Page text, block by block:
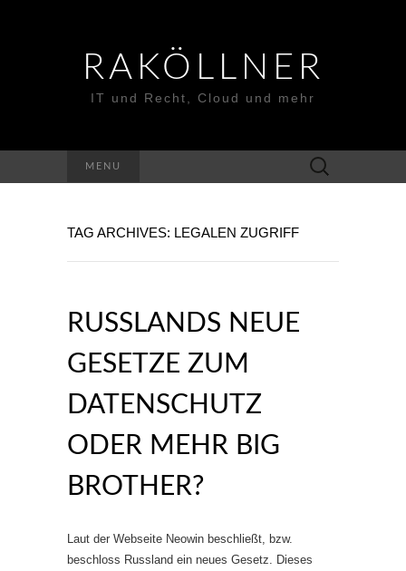
RAKÖLLNER
IT und Recht, Cloud und mehr
MENU
Suchen
nach:
TAG ARCHIVES: LEGALEN ZUGRIFF
RUSSLANDS NEUE
GESETZE ZUM
DATENSCHUTZ
ODER MEHR BIG
BROTHER?
Laut der Webseite Neowin beschließt, bzw.
beschloss Russland ein neues Gesetz. Dieses